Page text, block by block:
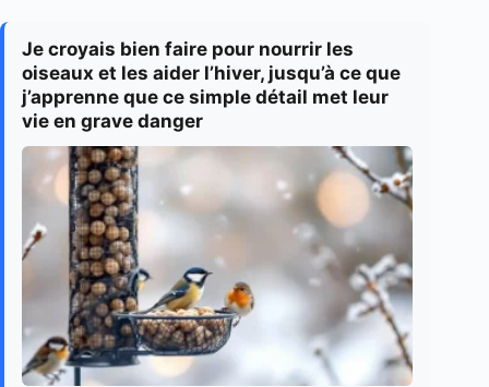
Je croyais bien faire pour nourrir les
oiseaux et les aider l’hiver, jusqu’à ce que
j’apprenne que ce simple détail met leur
vie en grave danger